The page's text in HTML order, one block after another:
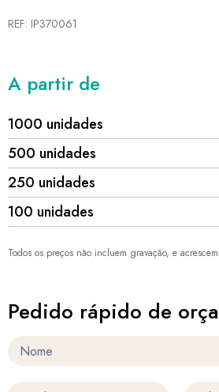
REF: IP370061
A partir de
1000 unidades
500 unidades
250 unidades
100 unidades
Todos os preços não incluem gravação, e
Pedido rápido de